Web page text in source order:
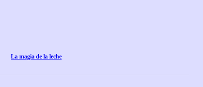
La magia de la leche